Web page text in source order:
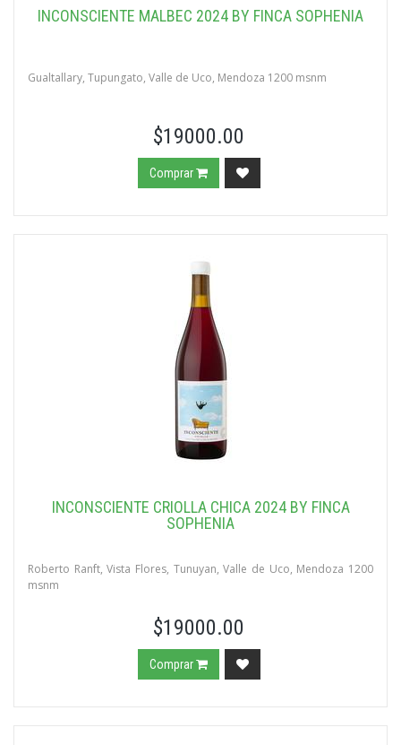
INCONSCIENTE MALBEC 2024 BY FINCA SOPHENIA
Gualtallary, Tupungato, Valle de Uco, Mendoza 1200 msnm
$19000.00
Comprar
INCONSCIENTE CRIOLLA CHICA 2024 BY FINCA
SOPHENIA
Roberto Ranft, Vista Flores, Tunuyan, Valle de Uco, Mendoza 1200
msnm
$19000.00
Comprar